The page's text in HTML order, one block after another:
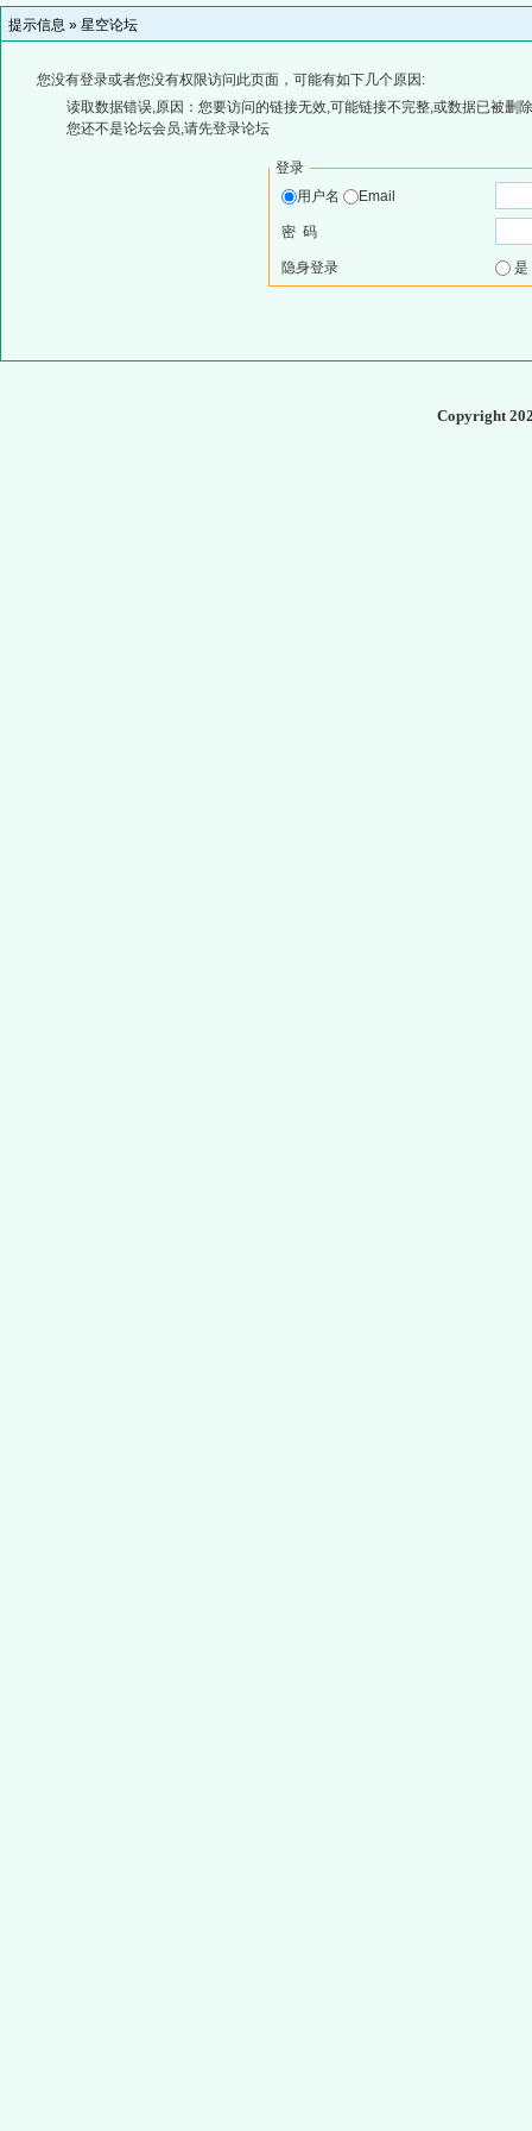
提示信息 » 星空论坛
您没有登录或者您没有权限访问此页面，可能有如下几个原因:
读取数据错误,原因：您要访问的链接无效,可能链接不完整,或数据已被删
您还不是论坛会员,请先登录论坛
登录
用户名
Email
密 码
隐身登录
Copyright